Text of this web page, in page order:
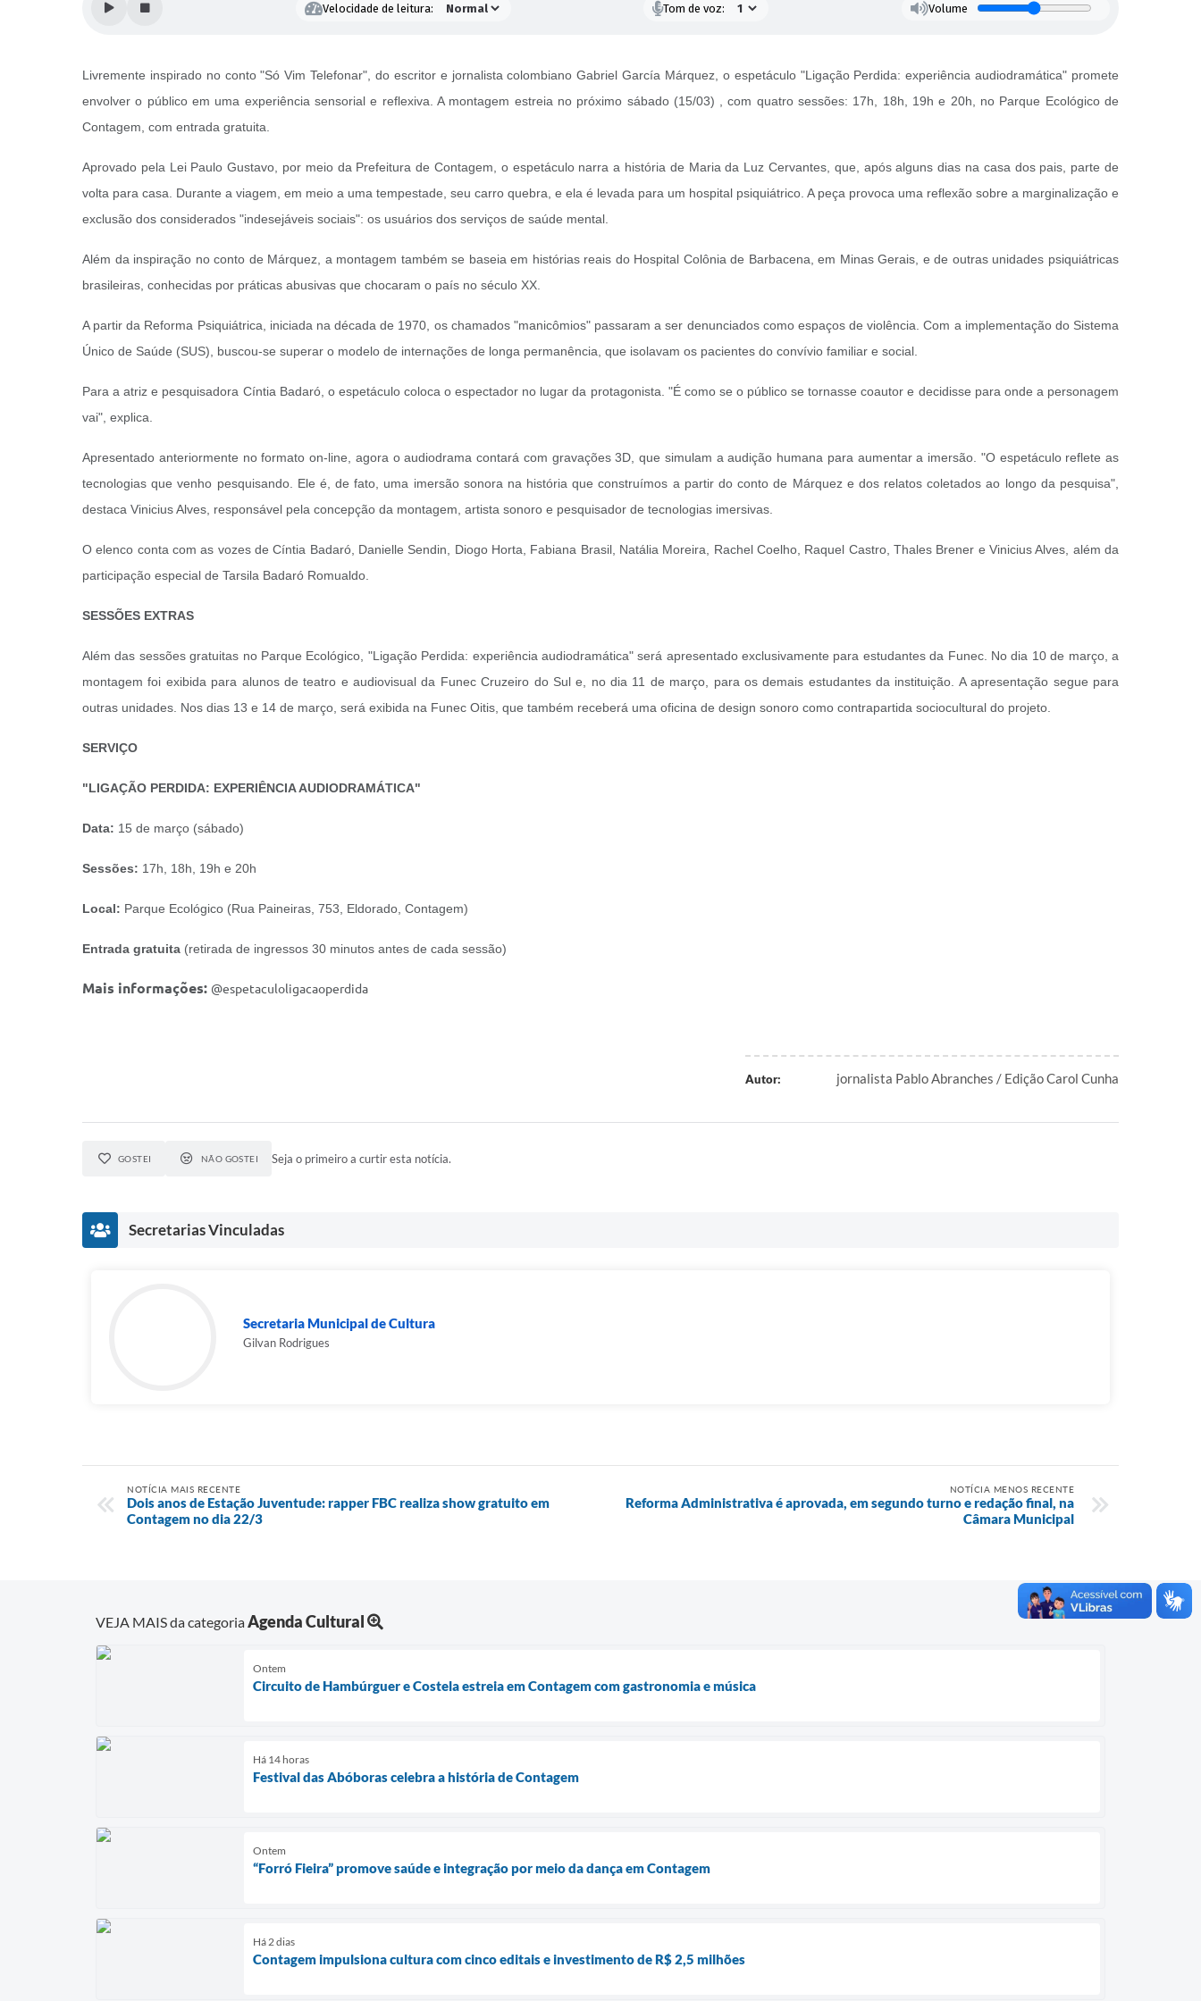
Velocidade de leitura: Tom de voz: Volume
Livremente inspirado no conto "Só Vim Telefonar", do escritor e jornalista colombiano Gabriel García Márquez, o espetáculo "Ligação Perdida: experiência audiodramática" promete
envolver o público em uma experiência sensorial e reflexiva. A montagem estreia no próximo sábado (15/03) , com quatro sessões: 17h, 18h, 19h e 20h, no Parque Ecológico de
Contagem, com entrada gratuita.
Aprovado pela Lei Paulo Gustavo, por meio da Prefeitura de Contagem, o espetáculo narra a história de Maria da Luz Cervantes, que, após alguns dias na casa dos pais, parte de
volta para casa. Durante a viagem, em meio a uma tempestade, seu carro quebra, e ela é levada para um hospital psiquiátrico. A peça provoca uma reflexão sobre a marginalização e
exclusão dos considerados "indesejáveis sociais": os usuários dos serviços de saúde mental.
Além da inspiração no conto de Márquez, a montagem também se baseia em histórias reais do Hospital Colônia de Barbacena, em Minas Gerais, e de outras unidades psiquiátricas
brasileiras, conhecidas por práticas abusivas que chocaram o país no século XX.
A partir da Reforma Psiquiátrica, iniciada na década de 1970, os chamados "manicômios" passaram a ser denunciados como espaços de violência. Com a implementação do Sistema
Único de Saúde (SUS), buscou-se superar o modelo de internações de longa permanência, que isolavam os pacientes do convívio familiar e social.
Para a atriz e pesquisadora Cíntia Badaró, o espetáculo coloca o espectador no lugar da protagonista. "É como se o público se tornasse coautor e decidisse para onde a personagem
vai", explica.
Apresentado anteriormente no formato on-line, agora o audiodrama contará com gravações 3D, que simulam a audição humana para aumentar a imersão. "O espetáculo reflete as
tecnologias que venho pesquisando. Ele é, de fato, uma imersão sonora na história que construímos a partir do conto de Márquez e dos relatos coletados ao longo da pesquisa",
destaca Vinicius Alves, responsável pela concepção da montagem, artista sonoro e pesquisador de tecnologias imersivas.
O elenco conta com as vozes de Cíntia Badaró, Danielle Sendin, Diogo Horta, Fabiana Brasil, Natália Moreira, Rachel Coelho, Raquel Castro, Thales Brener e Vinicius Alves, além da
participação especial de Tarsila Badaró Romualdo.
SESSÕES EXTRAS
Além das sessões gratuitas no Parque Ecológico, "Ligação Perdida: experiência audiodramática" será apresentado exclusivamente para estudantes da Funec. No dia 10 de março, a
montagem foi exibida para alunos de teatro e audiovisual da Funec Cruzeiro do Sul e, no dia 11 de março, para os demais estudantes da instituição. A apresentação segue para
outras unidades. Nos dias 13 e 14 de março, será exibida na Funec Oitis, que também receberá uma oficina de design sonoro como contrapartida sociocultural do projeto.
SERVIÇO
"LIGAÇÃO PERDIDA: EXPERIÊNCIA AUDIODRAMÁTICA"
Data: 15 de março (sábado)
Sessões: 17h, 18h, 19h e 20h
Local: Parque Ecológico (Rua Paineiras, 753, Eldorado, Contagem)
Entrada gratuita (retirada de ingressos 30 minutos antes de cada sessão)
Mais informações: @espetaculoligacaoperdida
Autor: jornalista Pablo Abranches / Edição Carol Cunha
GOSTEI NÃO GOSTEI Seja o primeiro a curtir esta notícia.
Secretarias Vinculadas
Secretaria Municipal de Cultura
Gilvan Rodrigues
NOTÍCIA MAIS RECENTE
Dois anos de Estação Juventude: rapper FBC realiza show gratuito em
Contagem no dia 22/3
NOTÍCIA MENOS RECENTE
Reforma Administrativa é aprovada, em segundo turno e redação final, na
Câmara Municipal
VEJA MAIS da categoriaAgenda Cultural
Ontem
Circuito de Hambúrguer e Costela estreia em Contagem com gastronomia e música
Há 14 horas
Festival das Abóboras celebra a história de Contagem
Ontem
“Forró Fieira” promove saúde e integração por meio da dança em Contagem
Há 2 dias
Contagem impulsiona cultura com cinco editais e investimento de R$ 2,5 milhões